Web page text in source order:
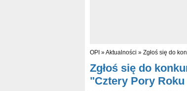
OPI »Aktualności » Zgłoś się do
Zgłoś się do
"Cztery Pory Roku